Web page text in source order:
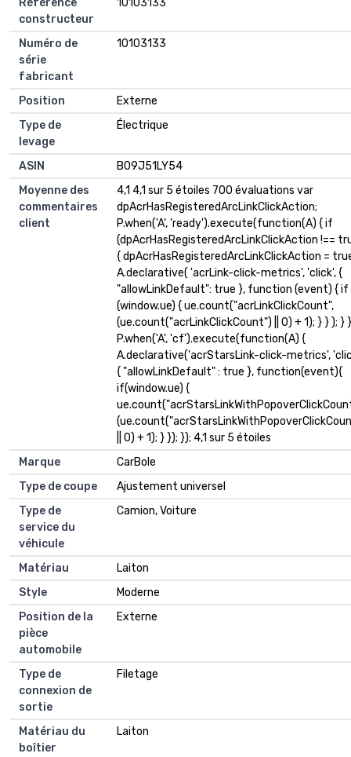
constructeur
Numéro de
série
fabricant
‎10103133
Position
‎Externe
Type de
levage
‎Électrique
ASIN
B09J51LY54
Moyenne des
commentaires
client
4,1 4,1 sur 5 étoiles 700 évaluations var
dpAcrHasRegisteredArcLinkClickAction;
P.when('A', 'ready').execute(function(A) { if
(dpAcrHasRegisteredArcLinkClickAction !==
{ dpAcrHasRegisteredArcLinkClickAction =
A.declarative( 'acrLink-click-metrics', 'click', {
"allowLinkDefault": true }, function (event) { if
(window.ue) { ue.count("acrLinkClickCount",
(ue.count("acrLinkClickCount") || 0) + 1); } } ); }
P.when('A', 'cf').execute(function(A) {
A.declarative('acrStarsLink-click-metrics',
{ "allowLinkDefault" : true }, function(event){
if(window.ue) {
|| 0) + 1); } }); }); 4,1 sur 5 étoiles
Marque
CarBole
Type de coupe
Ajustement universel
Type de
service du
véhicule
Camion, Voiture
Matériau
Laiton
Style
Moderne
Position de la
pièce
automobile
Externe
Type de
connexion de
sortie
Filetage
Matériau du
boîtier
Laiton